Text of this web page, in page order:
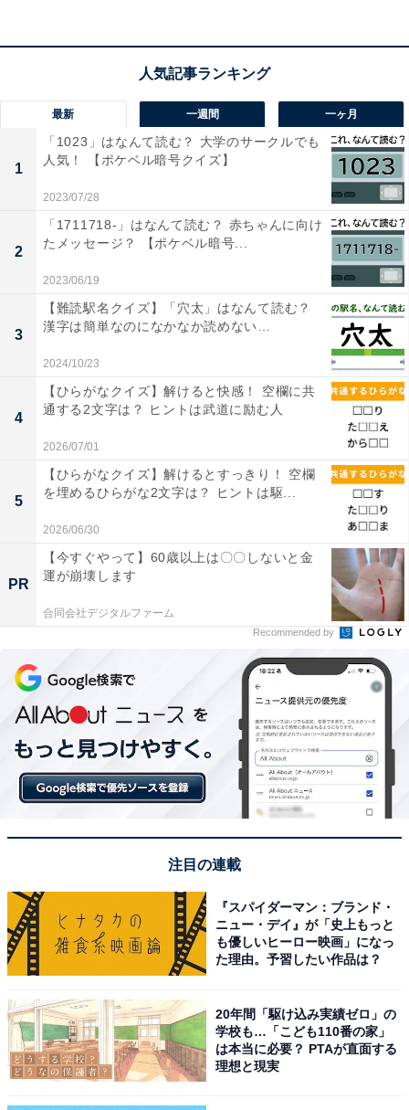
最新 一週間 一ヶ月
1
「1023」はなんて読む？ 大学のサークルでも
人気！ 【ポケベル暗号クイズ】
2023/07/28
2
「1711718-」はなんて読む？ 赤ちゃんに向け
たメッセージ？ 【ポケベル暗号...
2023/06/19
3
【難読駅名クイズ】「穴太」はなんて読む？
漢字は簡単なのになかなか読めない…
2024/10/23
4
【ひらがなクイズ】解けると快感！ 空欄に共
通する2文字は？ ヒントは武道に励む人
2026/07/01
5
【ひらがなクイズ】解けるとすっきり！ 空欄
を埋めるひらがな2文字は？ ヒントは駆...
2026/06/30
PR
【今すぐやって】60歳以上は〇〇しないと金
運が崩壊します
合同会社デジタルファーム
Recommended by
注目の連載
『スパイダーマン：ブランド・
ニュー・デイ』が「史上もっと
も優しいヒーロー映画」になっ
た理由。予習したい作品は？
20年間「駆け込み実績ゼロ」の
学校も…「こども110番の家」
は本当に必要？ PTAが直面する
理想と現実